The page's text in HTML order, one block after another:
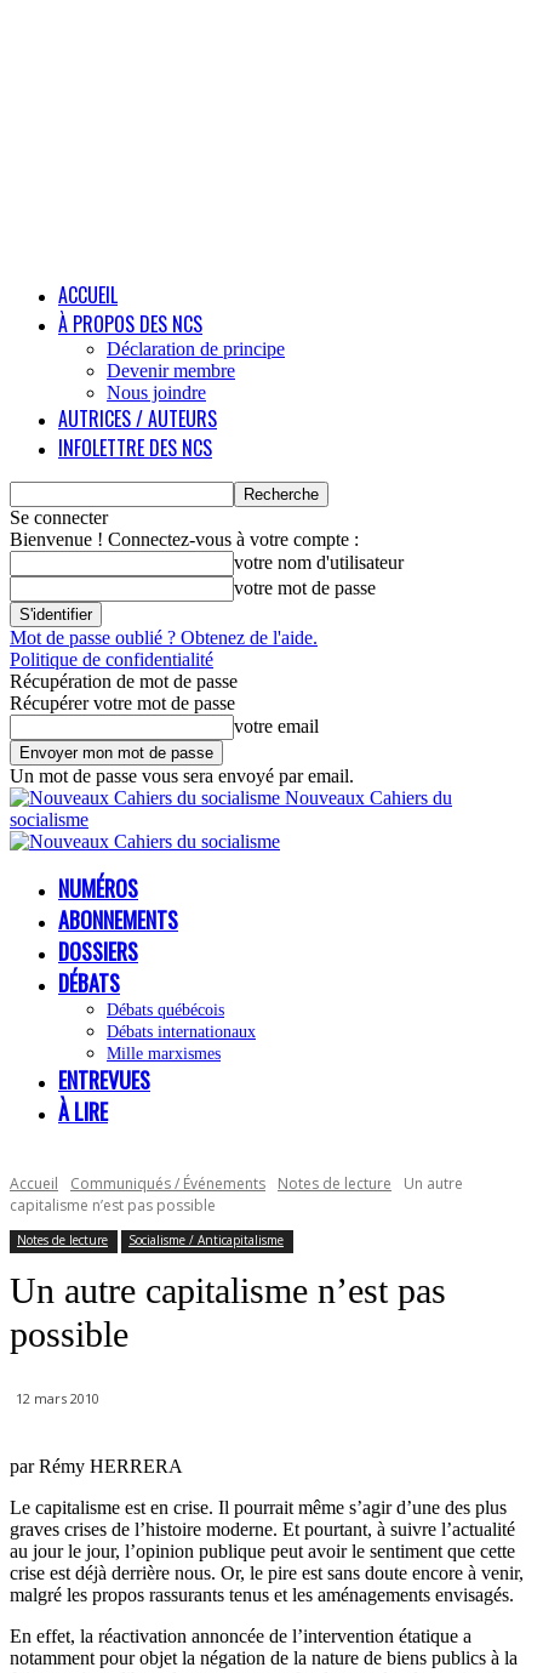
ACCUEIL
À PROPOS DES NCS
Déclaration de principe
Devenir membre
Nous joindre
AUTRICES / AUTEURS
INFOLETTRE DES NCS
Se connecter
Bienvenue ! Connectez-vous à votre compte :
votre nom d'utilisateur
votre mot de passe
Mot de passe oublié ? Obtenez de l'aide.
Politique de confidentialité
Récupération de mot de passe
Récupérer votre mot de passe
votre email
Un mot de passe vous sera envoyé par email.
Nouveaux Cahiers du
socialisme
NUMÉROS
ABONNEMENTS
DOSSIERS
DÉBATS
Débats québécois
Débats internationaux
Mille marxismes
ENTREVUES
À LIRE
Accueil Communiqués / Événements Notes de lecture
Un autre
capitalisme n’est pas possible
Notes de lecture Socialisme / Anticapitalisme
Un autre capitalisme n’est pas
possible
12 mars 2010
par Rémy HERRERA
Le capitalisme est en crise. Il pourrait même s’agir d’une des plus
graves crises de l’histoire moderne. Et pourtant, à suivre l’actualité
au jour le jour, l’opinion publique peut avoir le sentiment que cette
crise est déjà derrière nous. Or, le pire est sans doute encore à venir,
malgré les propos rassurants tenus et les aménagements envisagés.
En effet, la réactivation annoncée de l’intervention étatique a
notamment pour objet la négation de la nature de biens publics à la